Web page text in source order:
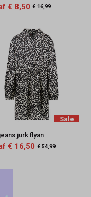
€ 8,50 € 16,99
Sale
jurk flyan
€ 16,50 € 54,99